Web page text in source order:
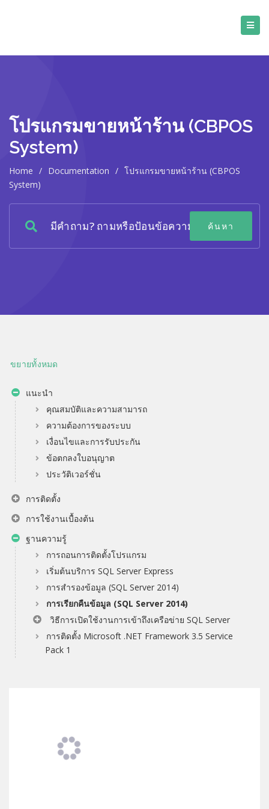
โปรแกรมขายหน้าร้าน (CBPOS
System)
Home / Documentation / โปรแกรมขายหน้าร้าน (CBPOS
System)
ขยายทั้งหมด
แนะนำ
คุณสมบัติและความสามารถ
ความต้องการของระบบ
เงื่อนไขและการรับประกัน
ข้อตกลงใบอนุญาต
ประวัติเวอร์ชั่น
การติดตั้ง
การใช้งานเบื้องต้น
ฐานความรู้
การถอนการติดตั้งโปรแกรม
เริ่มต้นบริการ SQL Server Express
การสำรองข้อมูล (SQL Server 2014)
การเรียกคืนข้อมูล (SQL Server 2014)
วิธีการเปิดใช้งานการเข้าถึงเครือข่าย SQL Server
การติดตั้ง Microsoft .NET Framework 3.5 Service
Pack 1